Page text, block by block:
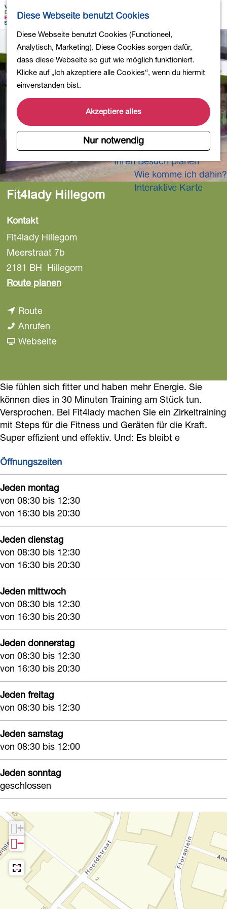
Diese Webseite benutzt Cookies
Diese Webseite benutzt Cookies (Functioneel,
Analytisch, Marketing). Diese Cookies sorgen dafür,
dass diese Webseite so gut wie möglich funktioniert.
Klicke auf „Ich akzeptiere alle Cookies“, wenn du hiermit
einverstanden bist.
Akzeptiere alles
Nur notwendig
h
e
n
H
K
r
t
e
S
c
h
e
n
e
n
ü
Einkaufen
Essen und Trinken
Kinderaktivitäten
In die Natur
Polder und Seen
Museen und mehr
Aktiv und gesund
4-Tage-Wanderung
Übernachtungen
Ihren Besuch planen
Wie komme ich dahin?
Interaktive Karte
Fit4lady Hillegom
Kontakt
Fit4lady Hillegom
Meerstraat 7b
2181 BH Hillegom
Route planenb
l
a
d
y
i
e
g
o
m
Routeb
i
s
t
4
l
a
y
H
i
l
e
g
o
Anrufen
i
l
a
d
y
i
l
l
o
m
Webseitea
i
t
4
l
d
y
H
i
l
e
g
m
Sie fühlen sich fitter und haben mehr Energie. Sie
können dies in 30 Minuten Training am Stück tun.
Versprochen. Bei Fit4lady machen Sie ein Zirkeltraining
mit Steps für die Fitness und Geräten für die Kraft.
Super effizient und effektiv. Und: Es bleibt e
Öffnungszeiten
Jeden montag
von 08:30 bis 12:30
von 16:30 bis 20:30
Jeden dienstag
von 08:30 bis 12:30
von 16:30 bis 20:30
Jeden mittwoch
von 08:30 bis 12:30
von 16:30 bis 20:30
Jeden donnerstag
von 08:30 bis 12:30
von 16:30 bis 20:30
Jeden freitag
von 08:30 bis 12:30
Jeden samstag
von 08:30 bis 12:00
Jeden sonntag
geschlossen
+
−